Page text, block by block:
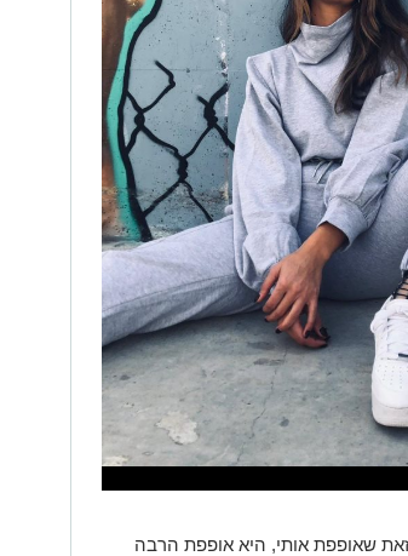
שאופפת אותי, היא אופפת הרבה